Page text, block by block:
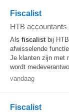
Fiscalist
HTB
Als fiscalistbij HTB
afwisselende
Je klanten zijn met
wordt
vandaag
Fiscalist